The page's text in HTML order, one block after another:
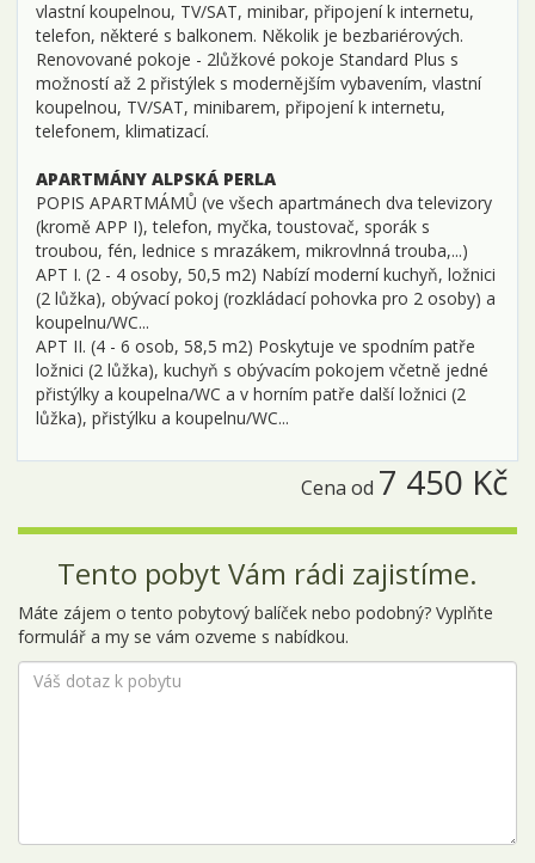
vlastní koupelnou, TV/SAT, minibar, připojení k internetu,
telefon, některé s balkonem. Několik je bezbariérových.
Renovované pokoje - 2lůžkové pokoje Standard Plus s
možností až 2 přistýlek s modernějším vybavením, vlastní
koupelnou, TV/SAT, minibarem, připojení k internetu,
telefonem, klimatizací.
APARTMÁNY ALPSKÁ PERLA
POPIS APARTMÁMŮ (ve všech apartmánech dva televizory
(kromě APP I), telefon, myčka, toustovač, sporák s
troubou, fén, lednice s mrazákem, mikrovlnná trouba,...)
APT I. (2 - 4 osoby, 50,5 m2) Nabízí moderní kuchyň, ložnici
(2 lůžka), obývací pokoj (rozkládací pohovka pro 2 osoby) a
koupelnu/WC...
APT II. (4 - 6 osob, 58,5 m2) Poskytuje ve spodním patře
ložnici (2 lůžka), kuchyň s obývacím pokojem včetně jedné
přistýlky a koupelna/WC a v horním patře další ložnici (2
lůžka), přistýlku a koupelnu/WC...
Cena od 7 450 Kč
Tento pobyt Vám rádi zajistíme.
Máte zájem o tento pobytový balíček nebo podobný? Vyplňte
formulář a my se vám ozveme s nabídkou.